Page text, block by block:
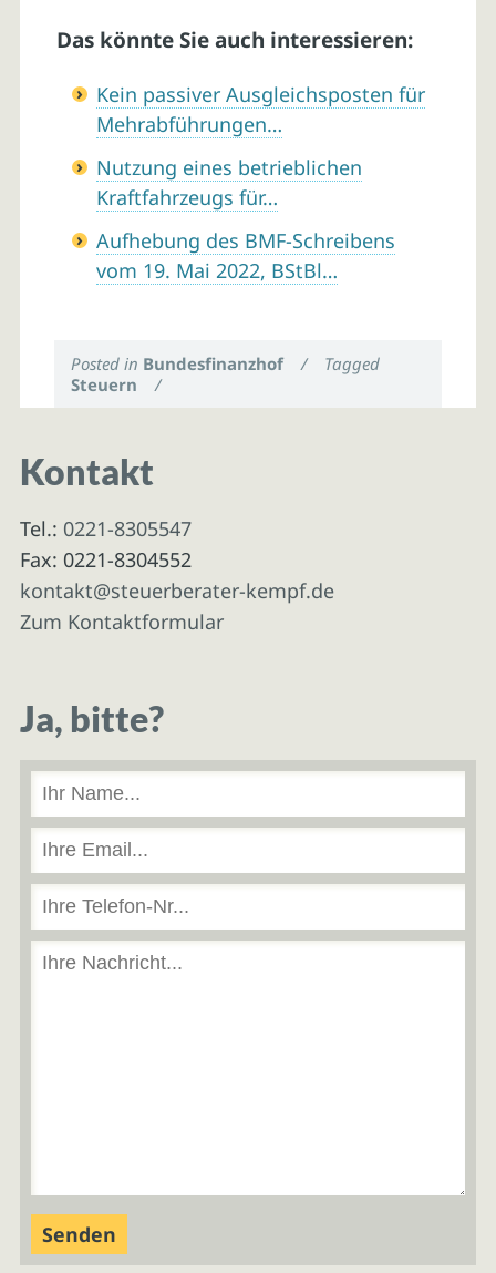
Das könnte Sie auch interessieren:
Kein passiver Ausgleichsposten für
Mehrabführungen…
Nutzung eines betrieblichen
Kraftfahrzeugs für…
Aufhebung des BMF-Schreibens
vom 19. Mai 2022, BStBl…
Posted in Bundesfinanzhof /
Tagged
Steuern
/
Kontakt
Tel.: 0221-8305547
Fax: 0221-8304552
kontakt@steuerberater-kempf.de
Zum Kontaktformular
Ja, bitte?